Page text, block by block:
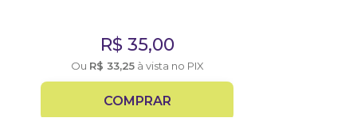
R$ 35,00
Ou R$ 33,25à vista no PIX
COMPRAR